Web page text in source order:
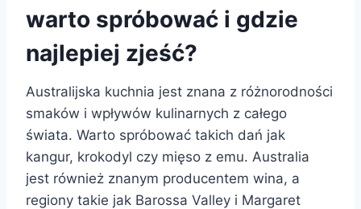
warto spróbować i gdzie
najlepiej zjeść?
Australijska kuchnia jest znana z różnorodności
smaków i wpływów kulinarnych z całego
świata. Warto spróbować takich dań jak
kangur, krokodyl czy mięso z emu. Australia
jest również znanym producentem wina, a
regiony takie jak Barossa Valley i Margaret